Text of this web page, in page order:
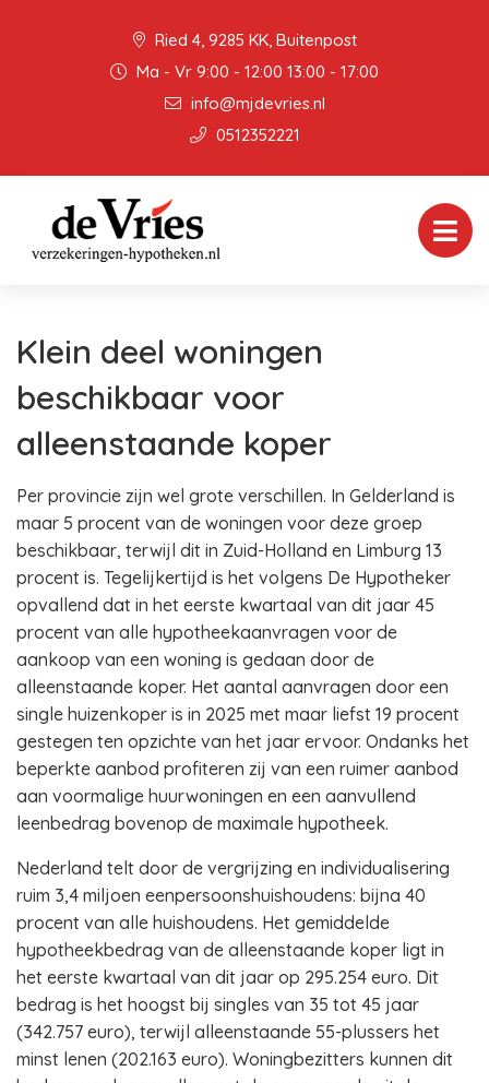
Ried 4, 9285 KK, Buitenpost
Ma - Vr 9:00 - 12:00 13:00 - 17:00
info@mjdevries.nl
0512352221
Klein deel woningen
beschikbaar voor
alleenstaande koper
Per provincie zijn wel grote verschillen. In Gelderland is
maar 5 procent van de woningen voor deze groep
beschikbaar, terwijl dit in Zuid-Holland en Limburg 13
procent is. Tegelijkertijd is het volgens De Hypotheker
opvallend dat in het eerste kwartaal van dit jaar 45
procent van alle hypotheekaanvragen voor de
aankoop van een woning is gedaan door de
alleenstaande koper. Het aantal aanvragen door een
single huizenkoper is in 2025 met maar liefst 19 procent
gestegen ten opzichte van het jaar ervoor. Ondanks het
beperkte aanbod profiteren zij van een ruimer aanbod
aan voormalige huurwoningen en een aanvullend
leenbedrag bovenop de maximale hypotheek.
Nederland telt door de vergrijzing en individualisering
ruim 3,4 miljoen eenpersoonshuishoudens: bijna 40
procent van alle huishoudens. Het gemiddelde
hypotheekbedrag van de alleenstaande koper ligt in
het eerste kwartaal van dit jaar op 295.254 euro. Dit
bedrag is het hoogst bij singles van 35 tot 45 jaar
(342.757 euro), terwijl alleenstaande 55-plussers het
minst lenen (202.163 euro). Woningbezitters kunnen dit